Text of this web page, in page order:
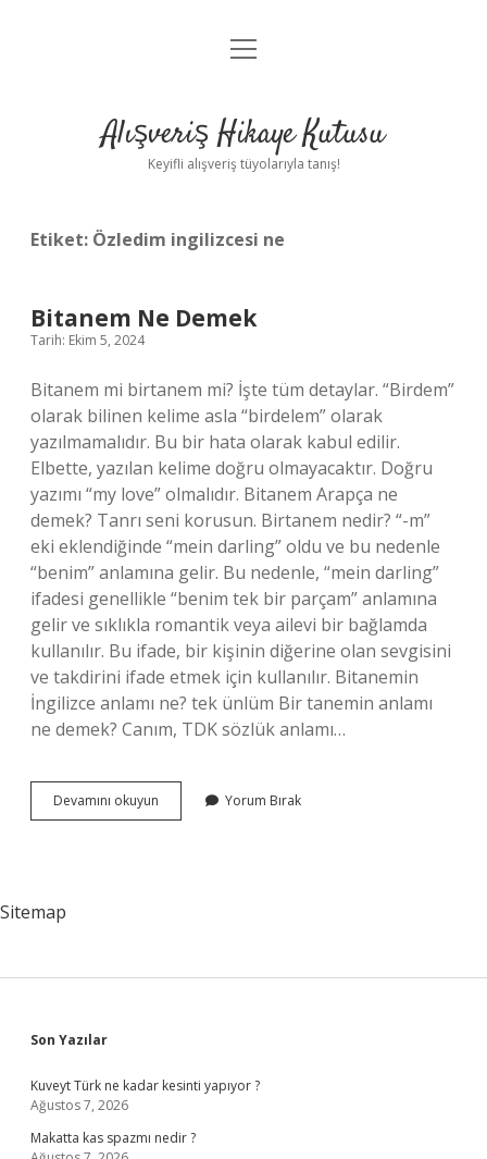
Anasayfa
Yasal Uyarı
menüyü
Alışveriş Hikaye Kutusu
Keyifli alışveriş tüyolarıyla tanış!
Etiket: Özledim ingilizcesi ne
Bitanem Ne Demek
Tarih: Ekim 5, 2024
Bitanem mi birtanem mi? İşte tüm detaylar. “Birdem”
olarak bilinen kelime asla “birdelem” olarak
yazılmamalıdır. Bu bir hata olarak kabul edilir.
Elbette, yazılan kelime doğru olmayacaktır. Doğru
yazımı “my love” olmalıdır. Bitanem Arapça ne
demek? Tanrı seni korusun. Birtanem nedir? “-m”
eki eklendiğinde “mein darling” oldu ve bu nedenle
“benim” anlamına gelir. Bu nedenle, “mein darling”
ifadesi genellikle “benim tek bir parçam” anlamına
gelir ve sıklıkla romantik veya ailevi bir bağlamda
kullanılır. Bu ifade, bir kişinin diğerine olan sevgisini
ve takdirini ifade etmek için kullanılır. Bitanemin
İngilizce anlamı ne? tek ünlüm Bir tanemin anlamı
ne demek? Canım, TDK sözlük anlamı…
Devamını okuyun Bitanem
Ne
Yorum Bırak
Sitemap
Sidebar
Son Yazılar
Kuveyt Türk ne kadar kesinti yapıyor ?
Ağustos 7, 2026
Makatta kas spazmı nedir ?